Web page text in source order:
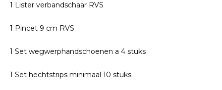
1 Lister verbandschaar RVS
1 Pincet 9 cm RVS
1 Set wegwerphandschoenen a 4 stuks
1 Set hechtstrips minimaal 10 stuks